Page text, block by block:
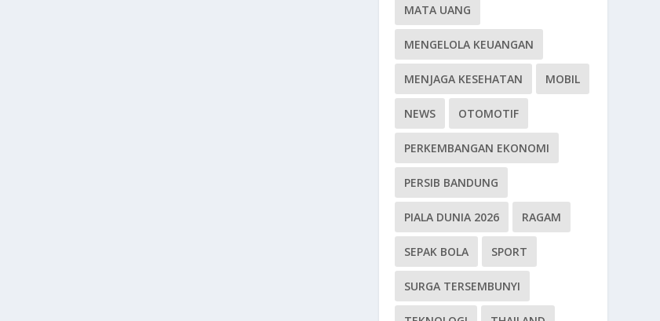
MATA UANG
MENGELOLA KEUANGAN
MENJAGA KESEHATAN MOBIL
NEWS OTOMOTIF
PERKEMBANGAN EKONOMI
PERSIB BANDUNG
PIALA DUNIA 2026 RAGAM
SEPAK BOLA SPORT
SURGA TERSEMBUNYI